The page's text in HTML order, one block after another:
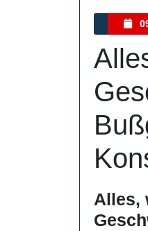
Kategorie
Alles,